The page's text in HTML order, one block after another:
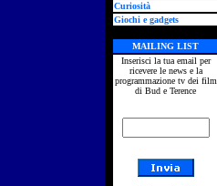
Curiosità
Giochi e gadgets
MAILING LIST
Inserisci la tua email per
ricevere le news e la
programmazione tv dei film
di Bud e Terence